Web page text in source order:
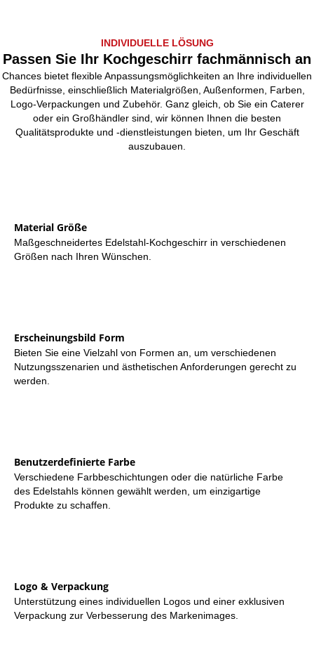
INDIVIDUELLE LÖSUNG
Passen Sie Ihr Kochgeschirr fachmännisch an
Chances bietet flexible Anpassungsmöglichkeiten an Ihre individuellen
Bedürfnisse, einschließlich Materialgrößen, Außenformen, Farben,
Logo-Verpackungen und Zubehör. Ganz gleich, ob Sie ein Caterer
oder ein Großhändler sind, wir können Ihnen die besten
Qualitätsprodukte und -dienstleistungen bieten, um Ihr Geschäft
auszubauen.
Material Größe
Maßgeschneidertes Edelstahl-Kochgeschirr in verschiedenen
Größen nach Ihren Wünschen.
Erscheinungsbild Form
Bieten Sie eine Vielzahl von Formen an, um verschiedenen
Nutzungsszenarien und ästhetischen Anforderungen gerecht zu
werden.
Benutzerdefinierte Farbe
Verschiedene Farbbeschichtungen oder die natürliche Farbe
des Edelstahls können gewählt werden, um einzigartige
Produkte zu schaffen.
Logo & Verpackung
Unterstützung eines individuellen Logos und einer exklusiven
Verpackung zur Verbesserung des Markenimages.